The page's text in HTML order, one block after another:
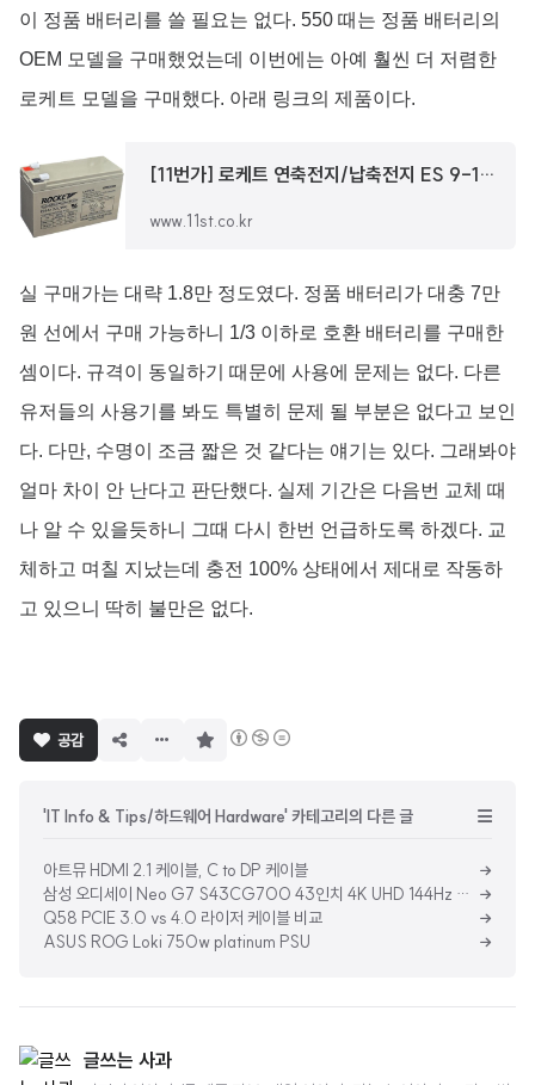
이 정품 배터리를 쓸 필요는 없다. 550 때는 정품 배터리의
OEM 모델을 구매했었는데 이번에는 아예 훨씬 더 저렴한
로케트 모델을 구매했다. 아래 링크의 제품이다.
[11번가] 로케트 연축전지/납축전지 ES 9-12 ( 12V 9AH )
www.11st.co.kr
실 구매가는 대략 1.8만 정도였다. 정품 배터리가 대충 7만
원 선에서 구매 가능하니 1/3 이하로 호환 배터리를 구매한
셈이다. 규격이 동일하기 때문에 사용에 문제는 없다. 다른
유저들의 사용기를 봐도 특별히 문제 될 부분은 없다고 보인
다. 다만, 수명이 조금 짧은 것 같다는 얘기는 있다. 그래봐야
얼마 차이 안 난다고 판단했다. 실제 기간은 다음번 교체 때
나 알 수 있을듯하니 그때 다시 한번 언급하도록 하겠다. 교
체하고 며칠 지났는데 충전 100% 상태에서 제대로 작동하
고 있으니 딱히 불만은 없다.
공감
'IT Info & Tips/하드웨어 Hardware' 카테고리의 다른 글
아트뮤 HDMI 2.1 케이블, C to DP 케이블
삼성 오디세이 Neo G7 S43CG700 43인치 4K UHD 144Hz 게이밍 모니터
Q58 PCIE 3.0 vs 4.0 라이저 케이블 비교
ASUS ROG Loki 750w platinum PSU
글쓰는 사과